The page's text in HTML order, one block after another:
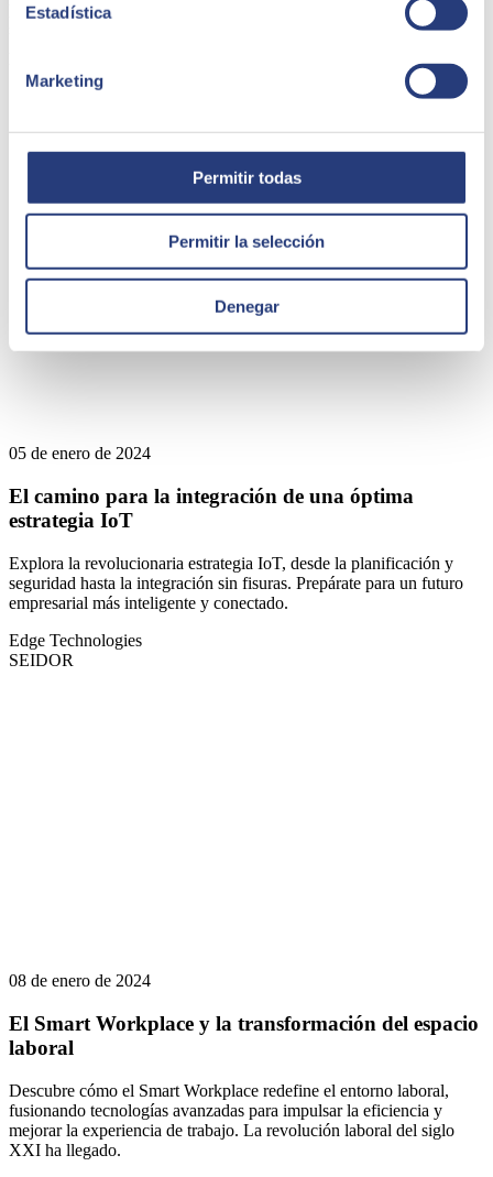
Estadística
Marketing
Permitir todas
Permitir la selección
Denegar
presencia directa en 45 países de Europa, América Latina, Estados
05 de enero de 2024
El camino para la integración de una óptima
estrategia IoT
Explora la revolucionaria estrategia IoT, desde la planificación y
seguridad hasta la integración sin fisuras. Prepárate para un futuro
empresarial más inteligente y conectado.
Edge Technologies
SEIDOR
08 de enero de 2024
El Smart Workplace y la transformación del espacio
laboral
Descubre cómo el Smart Workplace redefine el entorno laboral,
fusionando tecnologías avanzadas para impulsar la eficiencia y
mejorar la experiencia de trabajo. La revolución laboral del siglo
XXI ha llegado.